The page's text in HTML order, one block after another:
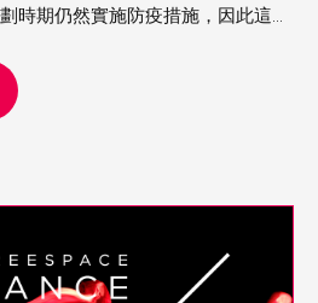
時期仍然實施防疫措施，因此這次
利時的《沒有最壞》及以色列的
頗有驚喜